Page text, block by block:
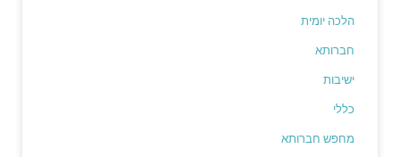
הלכה יומית
חברותא
ישיבות
כללי
מחפש חברותא